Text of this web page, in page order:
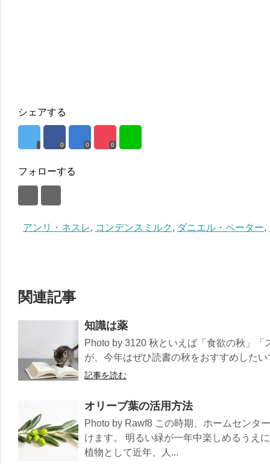
シェアする
0 0 0
フォローする
アンリ・ネスレ, コンデンスミルク , ダニエル・ペーター,
関連記事
知識は薬
Photo by 3120 秋といえば「食欲の秋」
が、今年はぜひ読書の秋をおすすめした
記事を読む
オリーブ葉の活用方法
Photo by Rawf8 この時期、ホームセンタ
けます。 明るい緑が一年中楽しめるうえ
植物として近年、人...